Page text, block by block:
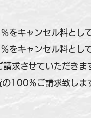
キャンセル料とし
キャンセル料とし
求させていただきま
100％ご請求致しま